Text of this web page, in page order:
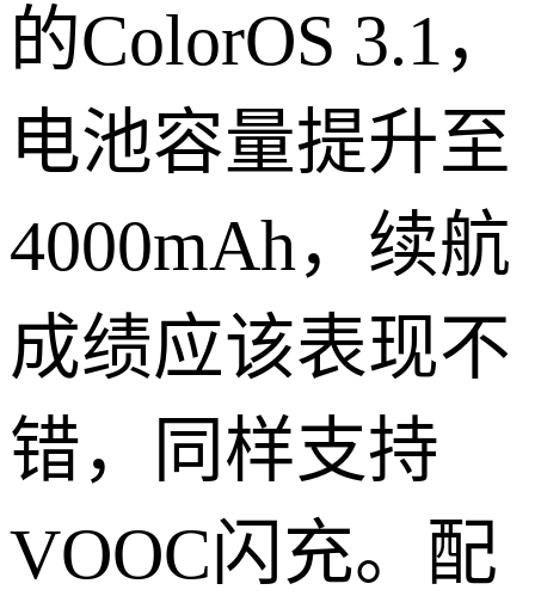
的ColorOS 3.1，
电池容量提升至
4000mAh，续航
成绩应该表现不
错，同样支持
VOOC闪充。配